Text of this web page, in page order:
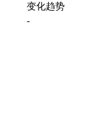
变化趋势
-